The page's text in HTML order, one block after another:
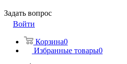
Задать вопрос
Войти
Корзина0
Избранные товары0